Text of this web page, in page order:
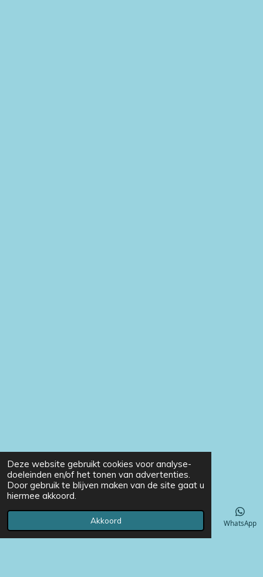
Deze website gebruikt cookies voor analyse-
doeleinden en/of het tonen van advertenties.
Door gebruik te blijven maken van de site gaat u
hiermee akkoord.
Akkoord
Telefoonnummer WhatsApp